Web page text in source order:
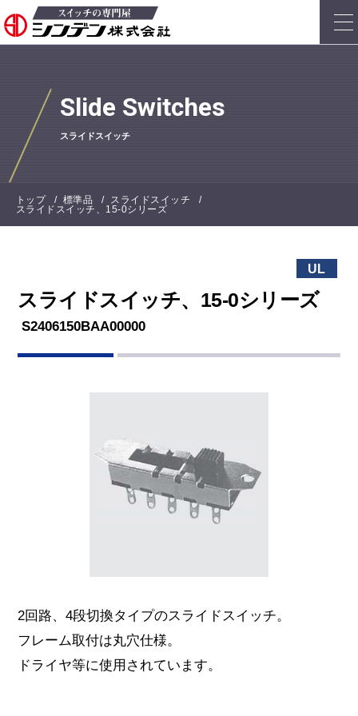
トップ 標準品
スライドスイッチ
スライドスイッチ、15-0シリーズ
Slide Switches
スライドスイッチ
スライドスイッチ、15-0シリーズ
UL
S2406150BAA00000
2回路、4段切換タイプのスライドスイッチ。
フレーム取付は丸穴仕様。
ドライヤ等に使用されています。